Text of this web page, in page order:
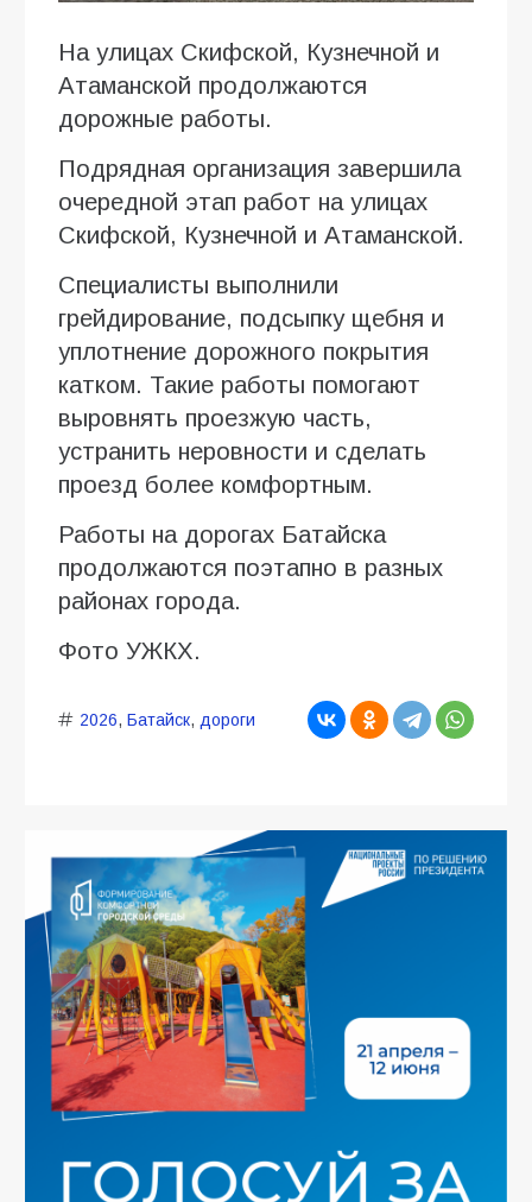
На улицах Скифской, Кузнечной и
Атаманской продолжаются
дорожные работы.
Подрядная организация завершила
очередной этап работ на улицах
Скифской, Кузнечной и Атаманской.
Специалисты выполнили
грейдирование, подсыпку щебня и
уплотнение дорожного покрытия
катком. Такие работы помогают
выровнять проезжую часть,
устранить неровности и сделать
проезд более комфортным.
Работы на дорогах Батайска
продолжаются поэтапно в разных
районах города.
Фото УЖКХ.
2026, Батайск, дороги